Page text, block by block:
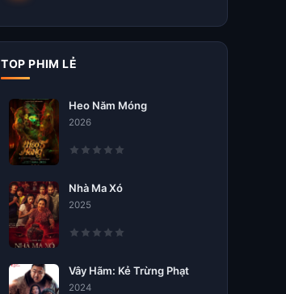
TOP PHIM LẺ
Heo Năm Móng
2026
Nhà Ma Xó
2025
Vây Hãm: Kẻ Trừng Phạt
2024